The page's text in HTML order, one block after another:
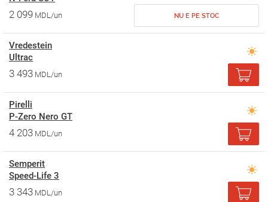
2 099 MDL/un NU E PE STOC
Vredestein
Ultrac
3 493 MDL/un
Pirelli
P-Zero Nero GT
4 203 MDL/un
Semperit
Speed-Life 3
3 343 MDL/un